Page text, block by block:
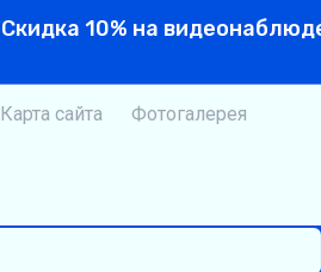
Скидка 10% на
Карта сайта Фотогалерея